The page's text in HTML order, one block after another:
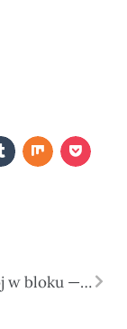
Przedpokój w bloku — przechowywanie, światło i pierwsze wrażenie